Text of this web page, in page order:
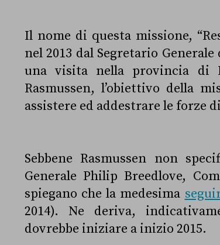
Il nome di questa missione,
nel 2013 dal Segretario
una visita nella provincia di
Rasmussen, l’obiettivo della
assistere ed addestrare le forze
Sebbene Rasmussen non
Generale Philip Breedlove,
spiegano che la medesima
2014). Ne deriva,
dovrebbe iniziare a inizio 2015.